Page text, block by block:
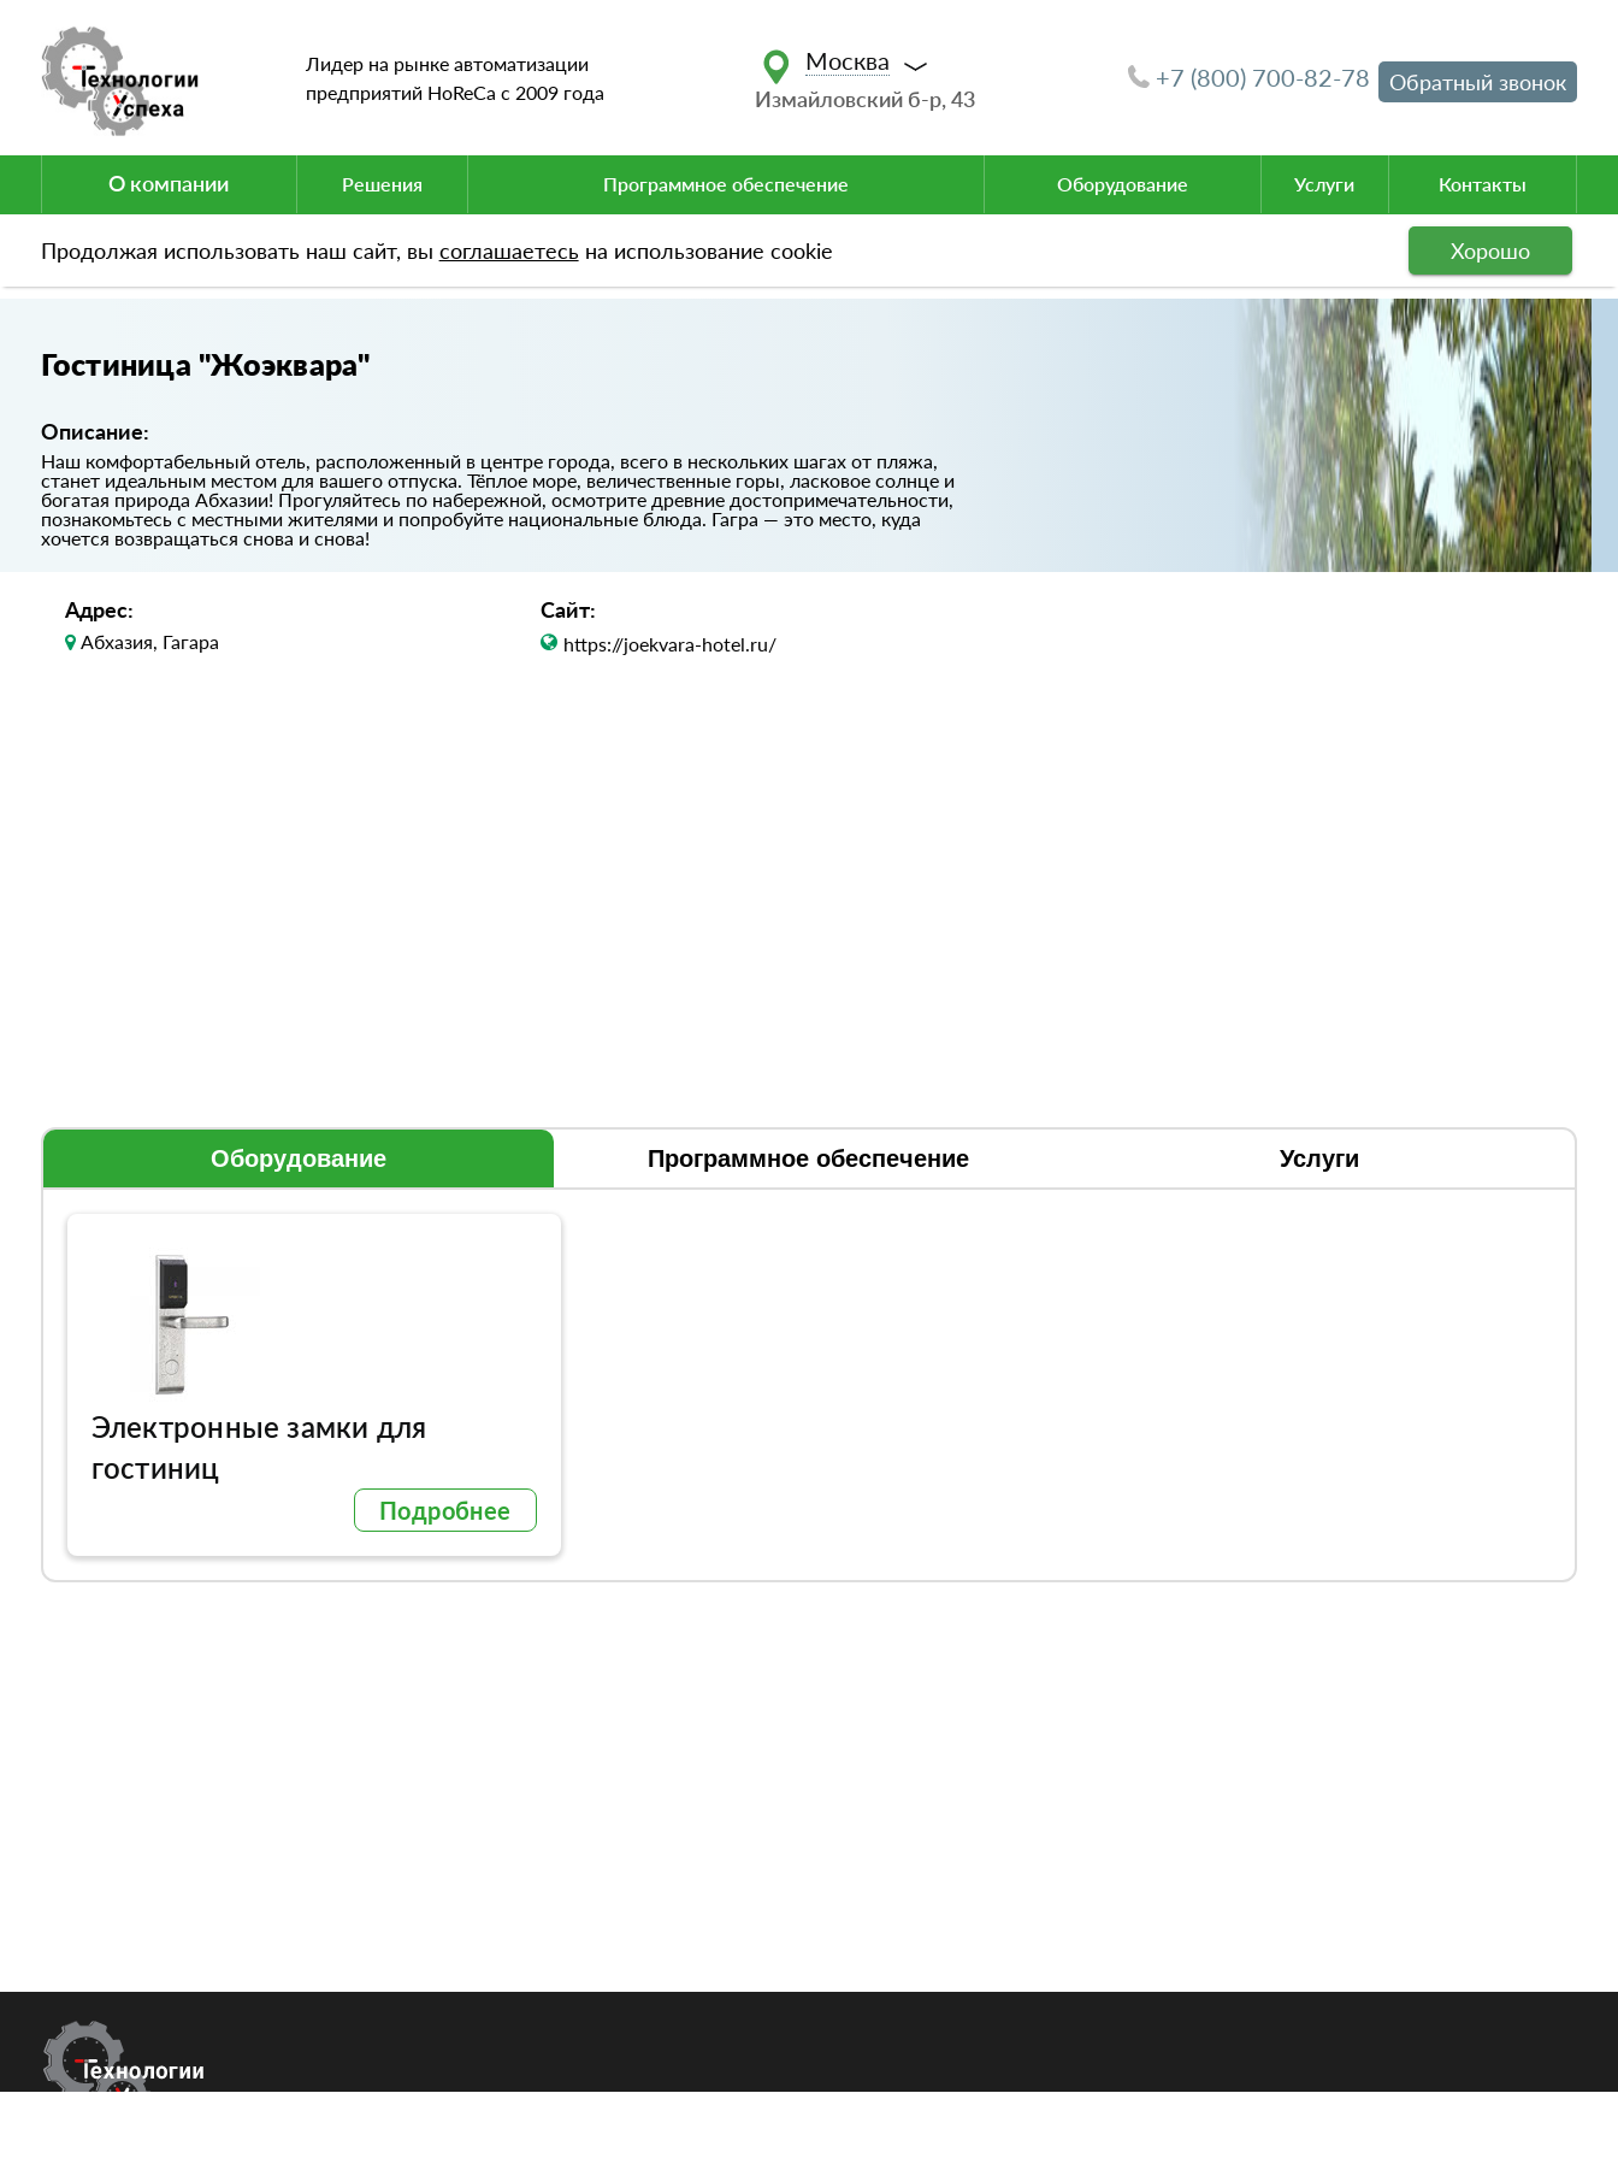
Лидер на рынке автоматизации
предприятий HoReCa c 2009 года
Москва
Измайловский б-р, 43
+7 (800) 700-82-78 Обратный звонок
О компании Решения Программное обеспечение Оборудование Услуги Контакты
Продолжая использовать наш сайт, вы соглашаетесь на использование cookie Хорошо
Портфолио Гостиница "Жоэквара"
Гостиница "Жоэквара"
Описание:
Наш комфортабельный отель, расположенный в центре города, всего в нескольких шагах от пляжа,
станет идеальным местом для вашего отпуска. Тёплое море, величественные горы, ласковое солнце и
богатая природа Абхазии! Прогуляйтесь по набережной, осмотрите древние достопримечательности,
познакомьтесь с местными жителями и попробуйте национальные блюда. Гагра — это место, куда
хочется возвращаться снова и снова!
Адрес:
Абхазия, Гагара
Сайт:
https://joekvara-hotel.ru/
Оборудование Программное обеспечение Услуги
Электронные замки для
гостиниц
Подробнее